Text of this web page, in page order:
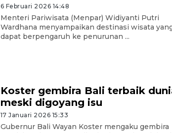
6 Februari 2026 14:48
Menteri Pariwisata (Menpar) Widiyanti Putri
Wardhana menyampaikan destinasi wisata
dapat berpengaruh ke penurunan ...
Koster gembira Bali terbaik
meski digoyang isu
17 Januari 2026 15:33
Gubernur Bali Wayan Koster mengaku gembira
Polisi tetapkan lima
pengeroyokan maling
Tabanan